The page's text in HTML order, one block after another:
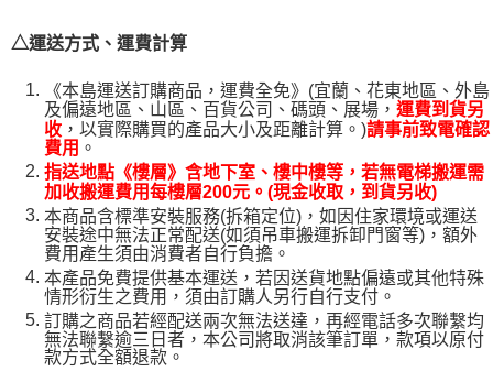
任。
４．使用「AFTEE先享後付」時，將依據個別帳號之用戶狀況，依本公司即
請求用戶進行身份認證。
５．嚴禁一人註冊多個帳號或使用他人資訊註冊。若發現惡意使用之情形，
恩沛科技股份有限公司將有權停止該用戶之使用額度並採取法律行動。
△運送方式、運費計算
《本島運送訂購商品，運費全免》(宜蘭、花東地區、外島
及偏遠地區、山區、百貨公司、碼頭、展場， 運費到貨另
收 ，以實際購買的產品大小及距離計算。)請事前致電確認
費用 。
指送地點《樓層》含地下室、樓中樓等，若無電梯搬運需
加收搬運費用每樓層200元。(現金收取，到貨另收)
本商品含標準安裝服務(拆箱定位)，如因住家環境或運送
安裝途中無法正常配送(如須吊車搬運拆卸門窗等)，額外
費用產生須由消費者自行負擔。
本產品免費提供基本運送，若因送貨地點偏遠或其他特殊
情形衍生之費用，須由訂購人另行自行支付。
訂購之商品若經配送兩次無法送達，再經電話多次聯繫均
無法聯繫逾三日者，本公司將取消該筆訂單，款項以原付
款方式全額退款。